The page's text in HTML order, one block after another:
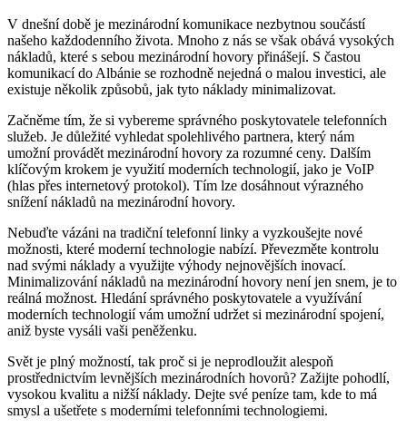
V dnešní době je mezinárodní komunikace nezbytnou součástí
našeho‍ každodenního života. Mnoho z nás se však​ obává vysokých
nákladů, ⁣které ‍s sebou ⁤mezinárodní ‌hovory přinášejí. S častou
komunikací do Albánie ⁤se rozhodně‍ nejedná o malou investici, ‌ale
existuje několik způsobů, jak⁣ tyto náklady minimalizovat.
Začněme tím, že si vybereme správného poskytovatele telefonních
služeb. Je důležité vyhledat spolehlivého partnera, který nám
umožní provádět mezinárodní hovory⁢ za rozumné ceny.⁣ Dalším
klíčovým⁣ krokem je využití moderních technologií, ‍jako ⁣je VoIP
(hlas přes internetový protokol). Tím lze dosáhnout výrazného
snížení ⁤nákladů na mezinárodní hovory.
Nebuďte vázáni na tradiční ‍telefonní linky‍ a vyzkoušejte nové
možnosti, které moderní technologie nabízí. Převezměte kontrolu⁣
nad svými náklady a využijte výhody nejnovějších inovací.
Minimalizování‌ nákladů ‌na mezinárodní ⁤hovory není ​jen snem, je to
reálná možnost. Hledání správného poskytovatele a využívání
moderních technologií ​vám umožní udržet si mezinárodní ‍spojení,
aniž byste vysáli vaši peněženku.
Svět je plný možností, tak proč si je ‌neprodloužit alespoň
prostřednictvím levnějších mezinárodních hovorů? Zažijte pohodlí,
vysokou kvalitu⁣ a nižší ‍náklady. Dejte své peníze tam, ‍kde to má
smysl a ušetřete​ s moderními ⁣telefonními technologiemi.